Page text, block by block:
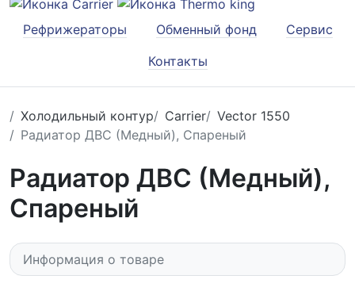
Рефрижераторы Обменный фонд
Сервис
Контакты
Холодильный контур Carrier
Vector 1550
Радиатор ДВС (Медный), Спареный
Радиатор ДВС (Медный),
Спареный
Информация о товаре